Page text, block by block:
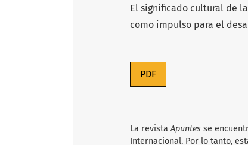
El significado cultural de
como impulso para el
PDF
La revistaApuntes se
Internacional. Por lo tanto,